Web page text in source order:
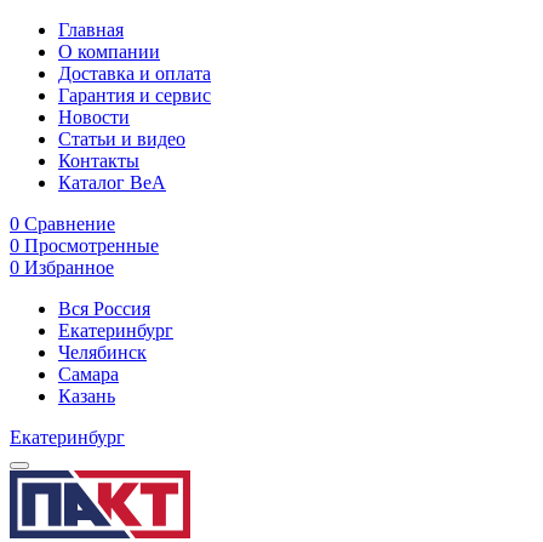
Главная
О компании
Доставка и оплата
Гарантия и сервис
Новости
Статьи и видео
Контакты
Каталог BeA
0 Сравнение
0 Просмотренные
0 Избранное
Вся Россия
Екатеринбург
Челябинск
Самара
Казань
Екатеринбург